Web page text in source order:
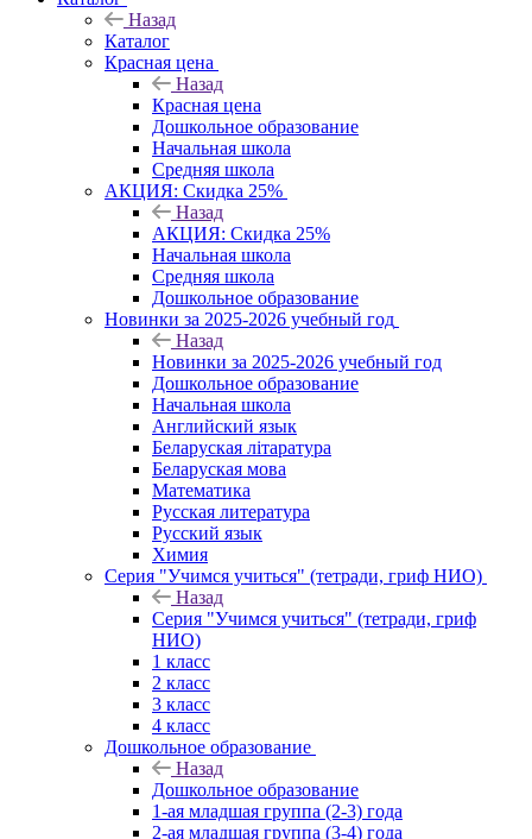
Назад
Каталог
Красная цена
Назад
Красная цена
Дошкольное образование
Начальная школа
Средняя школа
АКЦИЯ: Скидка 25%
Назад
АКЦИЯ: Скидка 25%
Начальная школа
Средняя школа
Дошкольное образование
Новинки за 2025-2026 учебный год
Назад
Новинки за 2025-2026 учебный год
Дошкольное образование
Начальная школа
Английский язык
Беларуская літаратура
Беларуская мова
Математика
Русская литература
Русский язык
Химия
Серия "Учимся учиться" (тетради, гриф НИО)
Назад
Серия "Учимся учиться" (тетради, гриф
НИО)
1 класс
2 класс
3 класс
4 класс
Дошкольное образование
Назад
Дошкольное образование
1-ая младшая группа (2-3) года
2-ая младшая группа (3-4) года